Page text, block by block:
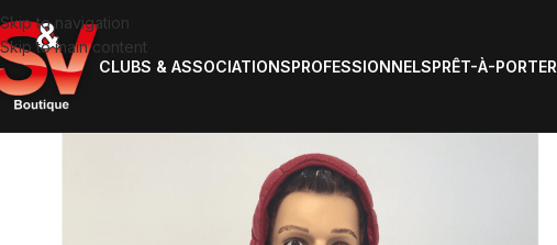
Skip to navigation
Skip to main content
CLUBS & ASSOCIATIONSPROFESSIONNELSPRÊT-À-PORTER